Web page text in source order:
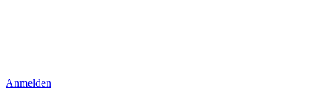
Anmelden